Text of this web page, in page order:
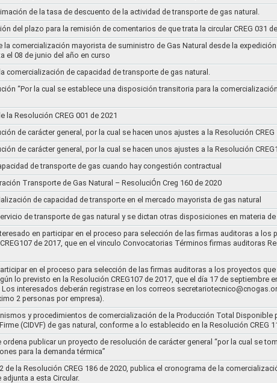
de la tasa de descuento de la actividad de transporte de gas natural.
del plazo para la remisión de comentarios de que trata la circular CREG 031
comercialización mayorista de suministro de Gas Natural desde la expedición
el 08 de junio del año en curso
de capacidad de transporte de gas natural.
“Por la cual se establece una disposición transitoria para la
Resolución CREG 001 de 2021
de carácter general, por la cual se hacen unos ajustes a la Resolución CREG
de carácter general, por la cual se hacen unos ajustes a la Resolución
de transporte de gas cuando hay congestión contractual
Transporte de Gas Natural – ResoluciÓn Creg 160 de 2020
de capacidad de transporte en el mercado mayorista de gas natural
de transporte de gas natural y se dictan otras disposiciones en materia
en participar en el proceso para selección de las firmas auditoras a
de 2017, que en el vinculo Convocatorias Términos firmas auditoras
en el proceso para selección de las firmas auditoras a los proyectos
lo previsto en la Resolución CREG107 de 2017, que el día 17 de septiembre
interesados deberán registrase en los correos
2 personas por empresa).
y procedimientos de comercialización de la Producción Total Disponible
(CIDVF) de gas natural, conforme a lo establecido en la Resolución CREG
publicar un proyecto de resolución de carácter general “por la cual se
para la demanda térmica”
la Resolución CREG 186 de 2020, publica el cronograma de la
a esta Circular.